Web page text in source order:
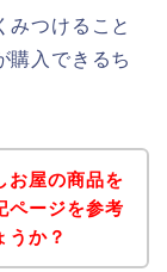
みつけること
購入できるち
お屋の商品を
ページを参考
うか？